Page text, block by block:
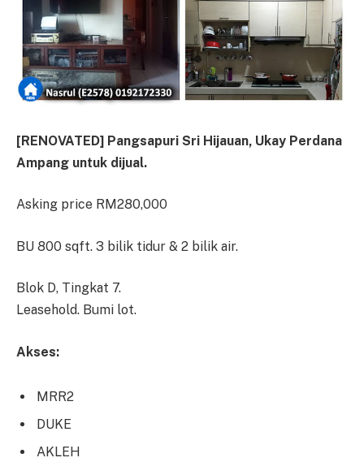
[RENOVATED] Pangsapuri Sri Hijauan, Ukay Perdana
Ampang untuk dijual.
Asking price RM280,000
BU 800 sqft. 3 bilik tidur & 2 bilik air.
Blok D, Tingkat 7.
Leasehold. Bumi lot.
Akses:
MRR2
DUKE
AKLEH